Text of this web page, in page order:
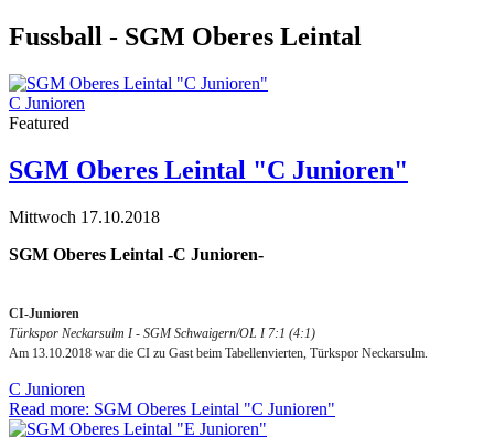
Fussball - SGM Oberes Leintal
C Junioren
Featured
SGM Oberes Leintal "C Junioren"
Mittwoch 17.10.2018
SGM Oberes Leintal -C Junioren-
CI-Junioren
Türkspor Neckarsulm I - SGM Schwaigern/OL I 7:1 (4:1)
Am 13.10.2018 war die CI zu Gast beim Tabellenvierten, Türkspor Neckarsulm.
C Junioren
Read more: SGM Oberes Leintal "C Junioren"